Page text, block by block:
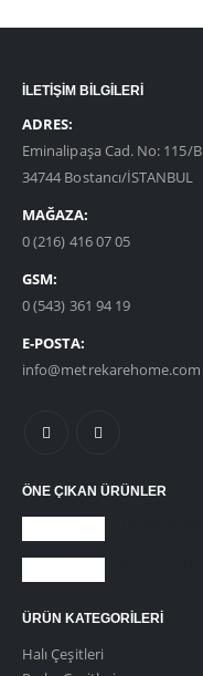
İLETİŞİM BİLGİLERİ
ADRES:
Eminalipaşa Cad. No: 115/B
34744 Bostancı/İSTANBUL
MAĞAZA:
0 (216) 416 07 05
GSM:
0 (543) 361 94 19
E-POSTA:
info@metrekarehome.com
ÖNE ÇIKAN ÜRÜNLER
ÜRÜN KATEGORILERI
Halı Çeşitleri